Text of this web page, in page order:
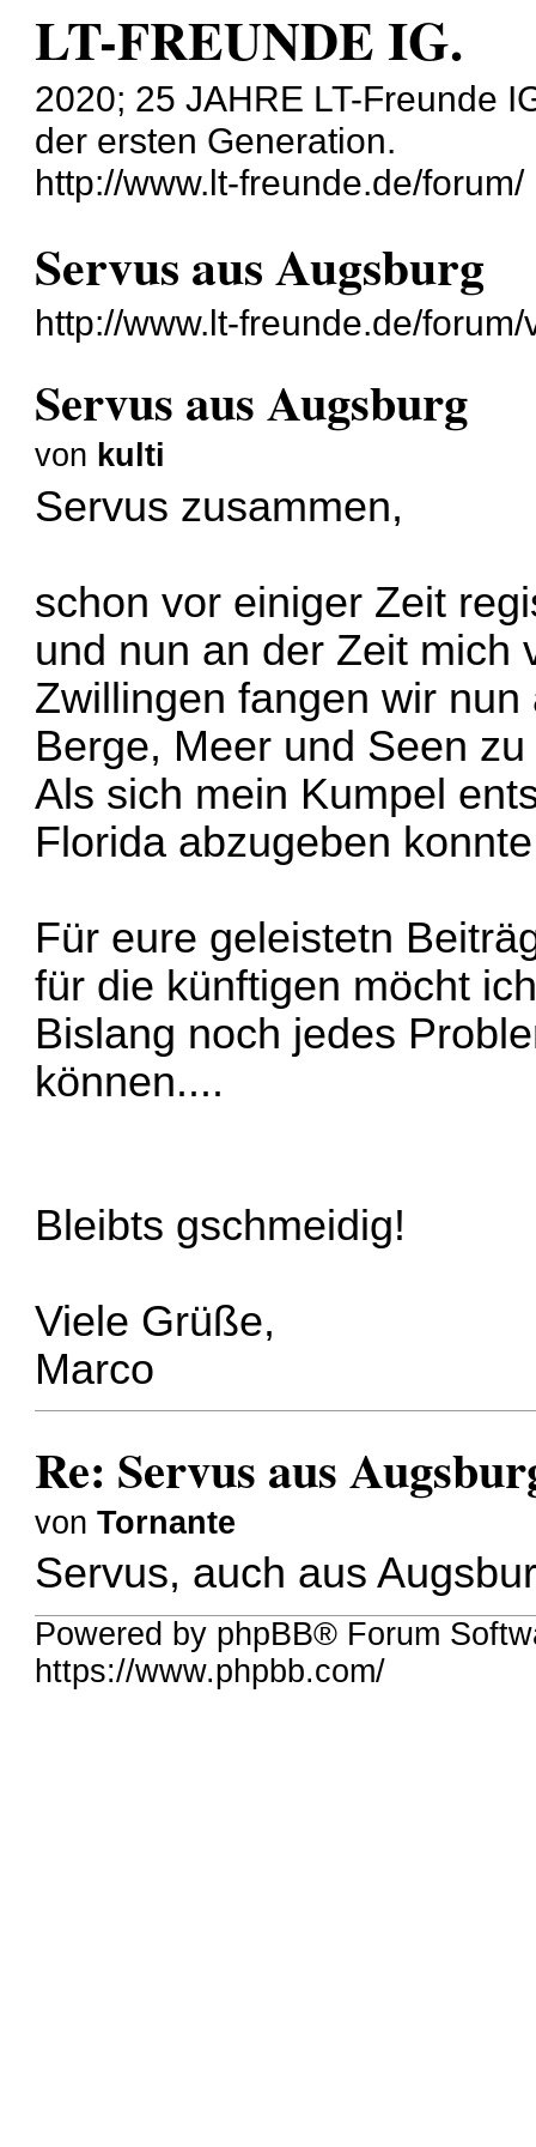
LT-FREUNDE IG.
2020; 25 JAHRE LT-Freunde
der ersten Generation.
http://www.lt-freunde.de/forum/
Servus aus Augsburg
http://www.lt-freunde.de/
Servus aus Augsburg
von kulti
Servus zusammen,
schon vor einiger Zeit
und nun an der Zeit mich
Zwillingen fangen wir
Berge, Meer und Seen
Als sich mein Kumpel
Florida abzugeben
Für eure geleistetn
für die künftigen möcht
Bislang noch jedes
können....
Bleibts gschmeidig!
Viele Grüße,
Marco
Re: Servus aus
vonTornante
Servus, auch aus
Powered by phpBB® Forum
https://www.phpbb.com/